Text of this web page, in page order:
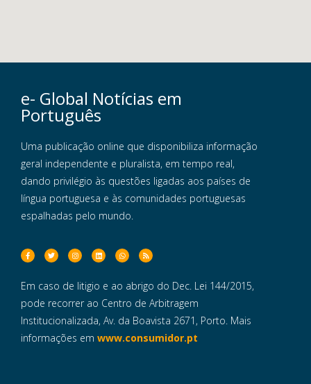
e- Global Notícias em
Português
Uma publicação online que disponibiliza informação
geral independente e pluralista, em tempo real,
dando privilégio às questões ligadas aos países de
língua portuguesa e às comunidades portuguesas
espalhadas pelo mundo.
Em caso de litigio e ao abrigo do Dec. Lei 144/2015,
pode recorrer ao Centro de Arbitragem
Institucionalizada, Av. da Boavista 2671, Porto. Mais
informações em www.consumidor.pt